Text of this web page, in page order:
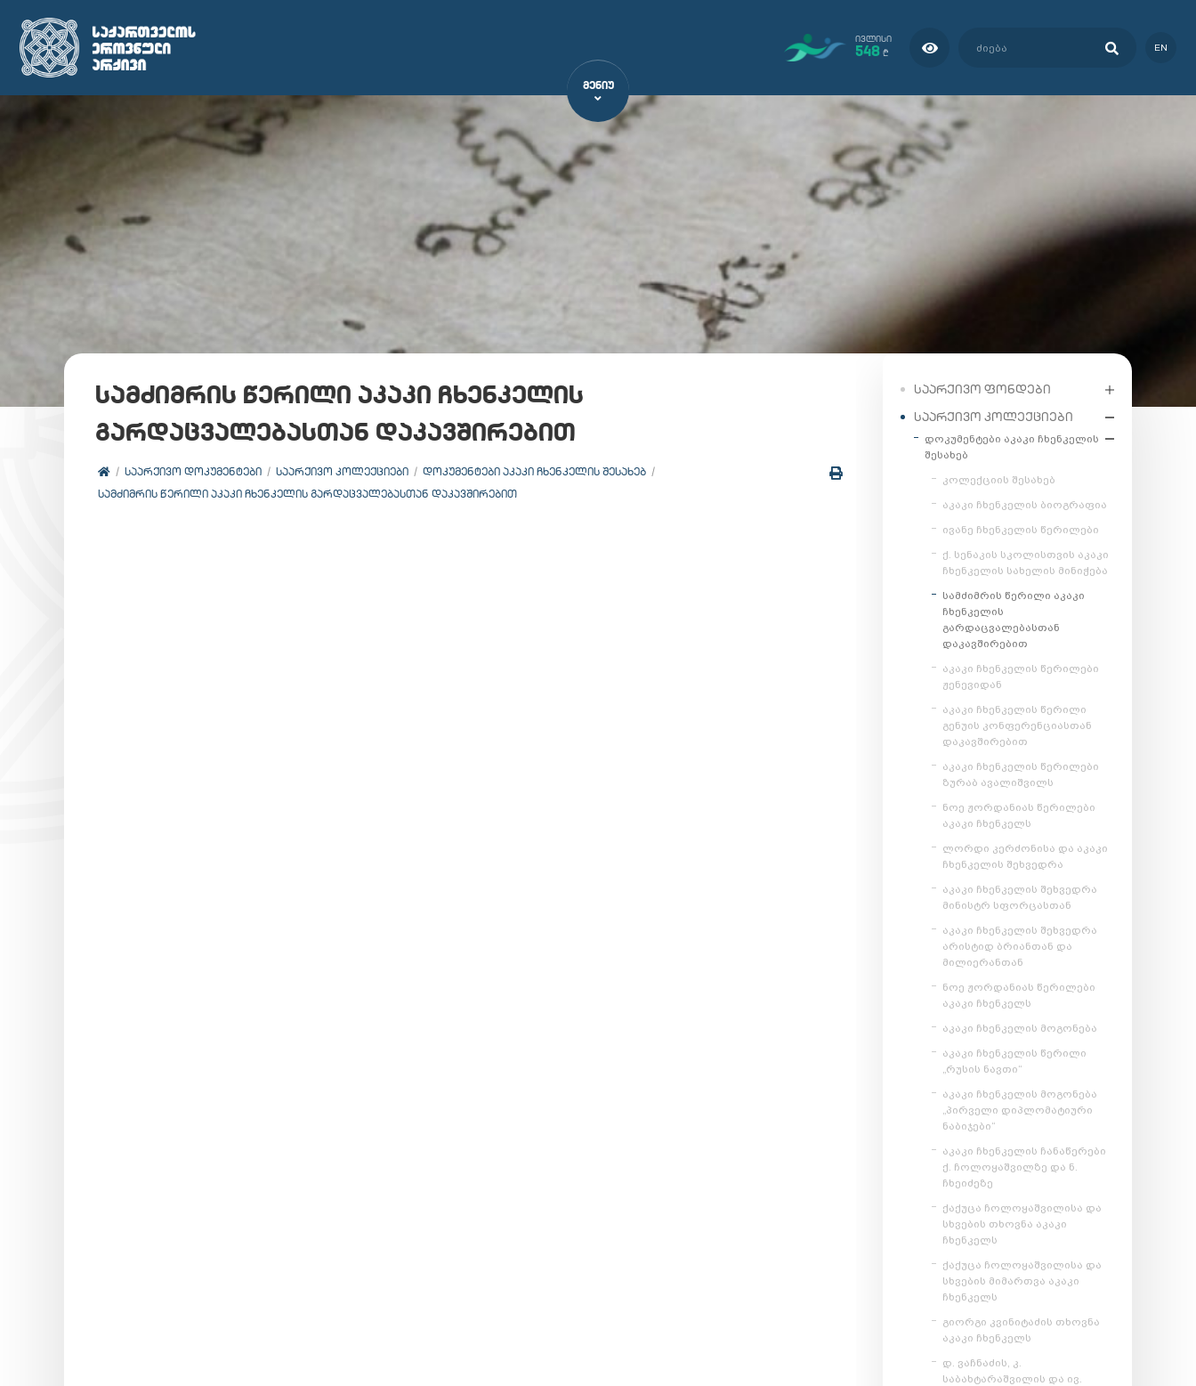
ᲘᲕᲚᲘᲡᲘ
548 ₾ EN
ᲛᲔᲜᲘᲣ
სამძიმრის წერილი აკაკი ჩხენკელის
გარდაცვალებასთან დაკავშირებით
ᲡᲐᲐᲠᲥᲘᲕᲝ ᲓᲝᲙᲣᲛᲔᲜᲢᲔᲑᲘ ᲡᲐᲐᲠᲥᲘᲕᲝ ᲙᲝᲚᲔᲥᲪᲘᲔᲑᲘ
ᲓᲝᲙᲣᲛᲔᲜᲢᲔᲑᲘ ᲐᲙᲐᲙᲘ ᲩᲮᲔᲜᲙᲔᲚᲘᲡ ᲨᲔᲡᲐᲮᲔᲑ
ᲡᲐᲛᲫᲘᲛᲠᲘᲡ ᲬᲔᲠᲘᲚᲘ ᲐᲙᲐᲙᲘ ᲩᲮᲔᲜᲙᲔᲚᲘᲡ ᲒᲐᲠᲓᲐᲪᲕᲐᲚᲔᲑᲐᲡᲗᲐᲜ ᲓᲐᲙᲐᲕᲨᲘᲠᲔᲑᲘᲗ
ᲡᲐᲐᲠᲥᲘᲕᲝ ᲤᲝᲜᲓᲔᲑᲘ
ᲡᲐᲐᲠᲥᲘᲕᲝ ᲙᲝᲚᲔᲥᲪᲘᲔᲑᲘ
დოკუმენტები აკაკი ჩხენკელის
შესახებ
კოლექციის შესახებ
აკაკი ჩხენკელის ბიოგრაფია
ივანე ჩხენკელის წერილები
ქ. სენაკის სკოლისთვის აკაკი
ჩხენკელის სახელის მინიჭება
სამძიმრის წერილი აკაკი
ჩხენკელის
გარდაცვალებასთან
დაკავშირებით
აკაკი ჩხენკელის წერილები
ჟენევიდან
აკაკი ჩხენკელის წერილი
გენუის კონფერენციასთან
დაკავშირებით
აკაკი ჩხენკელის წერილები
ზურაბ ავალიშვილს
ნოე ჟორდანიას წერილები
აკაკი ჩხენკელს
ლორდი კერძონისა და აკაკი
ჩხენკელის შეხვედრა
აკაკი ჩხენკელის შეხვედრა
მინისტრ სფორცასთან
აკაკი ჩხენკელის შეხვედრა
არისტიდ ბრიანთან და
მილიერანთან
ნოე ჟორდანიას წერილები
აკაკი ჩხენკელს
აკაკი ჩხენკელის მოგონება
აკაკი ჩხენკელის წერილი
„რუსის ნავთი“
აკაკი ჩხენკელის მოგონება
„პირველი დიპლომატიური
ნაბიჯები“
აკაკი ჩხენკელის ჩანაწერები
ქ. ჩოლოყაშვილზე და ნ.
ჩხეიძეზე
ქაქუცა ჩოლოყაშვილისა და
სხვების თხოვნა აკაკი
ჩხენკელს
ქაქუცა ჩოლოყაშვილისა და
სხვების მიმართვა აკაკი
ჩხენკელს
გიორგი კვინიტაძის თხოვნა
აკაკი ჩხენკელს
დ. ვაჩნაძის, კ.
საბახტარაშვილის და ივ.